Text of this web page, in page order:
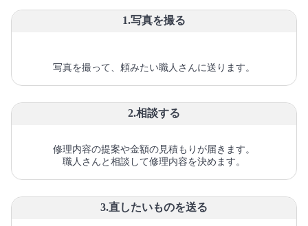
1.写真を撮る
写真を撮って、頼みたい職人さんに送ります。
2.相談する
修理内容の提案や金額の見積もりが届きます。
職人さんと相談して修理内容を決めます。
3.直したいものを送る